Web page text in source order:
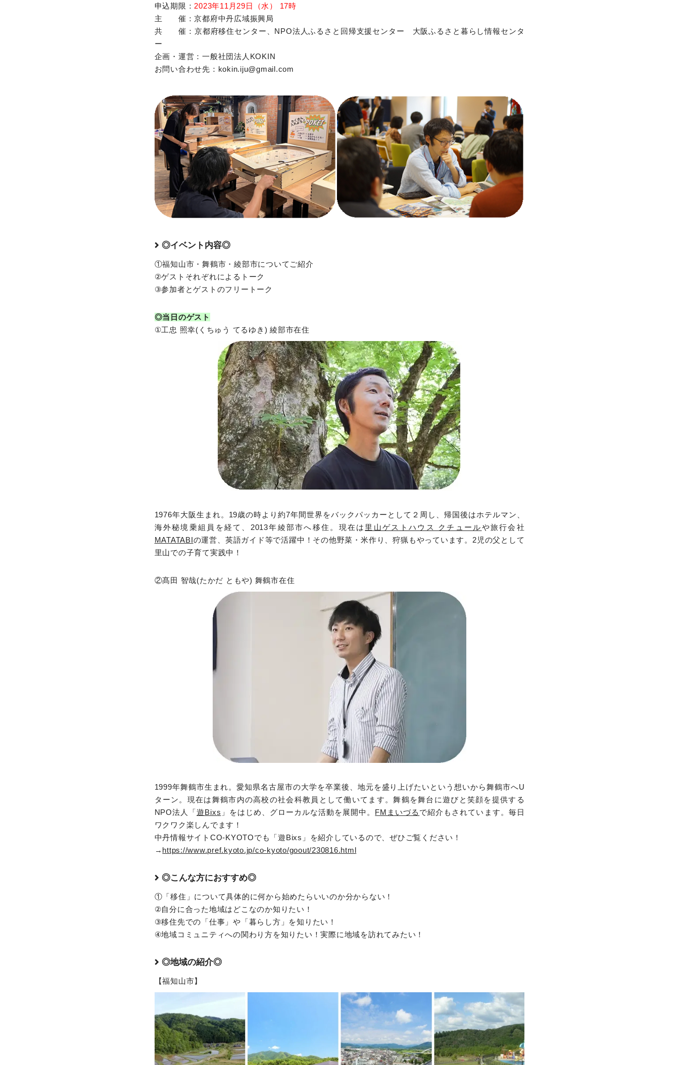
申込期限： 2023年11月29日（水） 17時
主 催：京都府中丹広域振興局
共 催：京都府移住センター、NPO法人ふるさと回帰支援センター 大阪ふるさと暮らし情報センタ
ー
企画・運営：一般社団法人KOKIN
お問い合わせ先：kokin.iju@gmail.com
◎イベント内容◎
①福知山市・舞鶴市・綾部市についてご紹介
②ゲストそれぞれによるトーク
③参加者とゲストのフリートーク
◎当日のゲスト
①工忠 照幸(くちゅう てるゆき) 綾部市在住
1976年大阪生まれ。19歳の時より約7年間世界をバックパッカーとして２周し、帰国後はホテルマン、
海外秘境乗組員を経て、2013年綾部市へ移住。現在は 里山ゲストハウス クチュールや旅行会社
MATATABIの運営、英語ガイド等で活躍中！その他野菜・米作り、狩猟もやっています。2児の父として
里山での子育て実践中！
②髙田 智哉(たかだ ともや) 舞鶴市在住
1999年舞鶴市生まれ。愛知県名古屋市の大学を卒業後、地元を盛り上げたいという想いから舞鶴市へU
ターン。現在は舞鶴市内の高校の社会科教員として働いてます。舞鶴を舞台に遊びと笑顔を提供する
NPO法人「遊Bixs 」をはじめ、グローカルな活動を展開中。 FMまいづる で紹介もされています。毎日
ワクワク楽しんでます！
中丹情報サイトCO-KYOTOでも「遊Bixs」を紹介しているので、ぜひご覧ください！
→ https://www.pref.kyoto.jp/co-kyoto/goout/230816.html
◎こんな方におすすめ◎
①「移住」について具体的に何から始めたらいいのか分からない！
②自分に合った地域はどこなのか知りたい！
③移住先での「仕事」や「暮らし方」を知りたい！
④地域コミュニティへの関わり方を知りたい！実際に地域を訪れてみたい！
◎地域の紹介◎
【福知山市】